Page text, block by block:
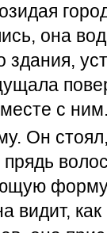
она
здания,
с
Он
видит,